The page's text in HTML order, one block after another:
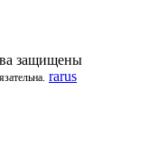
защищены
rarus